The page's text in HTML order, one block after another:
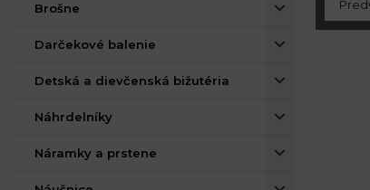
Brošne
Darčekové balenie
Detská a dievčenská bižutéria
Náhrdelníky
Náramky a prstene